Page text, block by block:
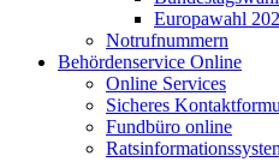
Europawahl
Notrufnummern
Behördenservice Online
Online Services
Sicheres
Fundbüro online